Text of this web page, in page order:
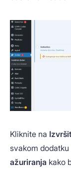
Kliknite na
svakom
ažuriranja kako